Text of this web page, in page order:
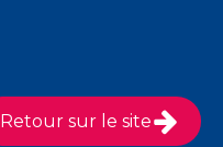
Retour sur le site